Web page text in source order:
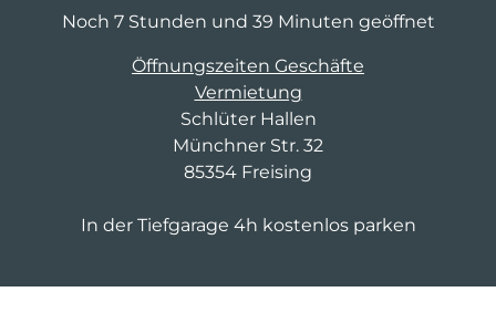
Noch 7 Stunden und 39 Minuten geöffnet
Öffnungszeiten Geschäfte
Vermietung
Schlüter Hallen
Münchner Str. 32
85354 Freising
In der Tiefgarage 4h kostenlos parken